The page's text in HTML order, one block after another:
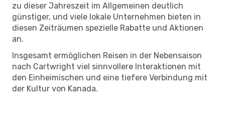
zu dieser Jahreszeit im Allgemeinen deutlich
günstiger, und viele lokale Unternehmen bieten in
diesen Zeiträumen spezielle Rabatte und Aktionen
an.
Insgesamt ermöglichen Reisen in der Nebensaison
nach Cartwright viel sinnvollere Interaktionen mit
den Einheimischen und eine tiefere Verbindung mit
der Kultur von Kanada.